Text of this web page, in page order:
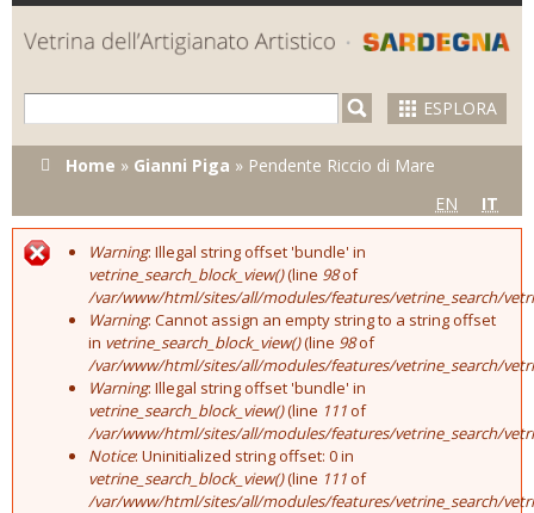
Skip to
main
content
ESPLORA
Tu sei qui
Home » Gianni Piga » Pendente Riccio di Mare
EN
IT
Error message
Warning: Illegal string offset 'bundle' in
vetrine_search_block_view()(line 98of
/var/www/html/sites/all/modules/features/vetrine_search/
Warning: Cannot assign an empty string to a string offset
in vetrine_search_block_view()(line 98of
/var/www/html/sites/all/modules/features/vetrine_search/
Warning: Illegal string offset 'bundle' in
vetrine_search_block_view()(line 111of
/var/www/html/sites/all/modules/features/vetrine_search/
Notice: Uninitialized string offset: 0 in
vetrine_search_block_view()(line 111of
/var/www/html/sites/all/modules/features/vetrine_search/